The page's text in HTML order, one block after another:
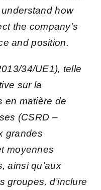
how
the company’s
and position.
34/UE1), telle
sur la
en matière de
(CSRD –
grandes
moyennes
ainsi qu’aux
groupes, d’inclure